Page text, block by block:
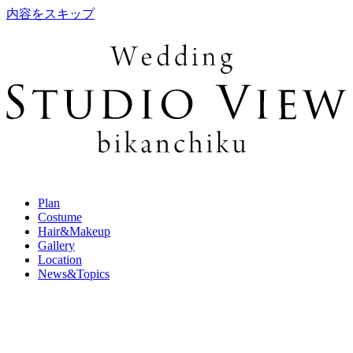
内容をスキップ
Plan
Costume
Hair&Makeup
Gallery
Location
News&Topics